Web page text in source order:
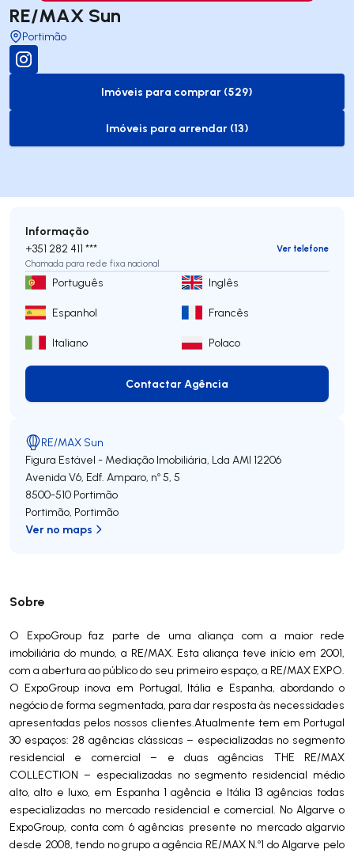
RE/MAX Sun
Portimão
to-buy-listing
Imóveis para comprar (529)
to-rent-listing
Imóveis para arrendar (13)
Sobre
O ExpoGroup faz parte de uma aliança com a maior rede
imobiliária do mundo, a RE/MAX. Esta aliança teve início em 2001,
com a abertura ao público do seu primeiro espaço, a RE/MAX EXPO.
O ExpoGroup inova em Portugal, Itália e Espanha, abordando o
negócio de forma segmentada, para dar resposta às necessidades
apresentadas pelos nossos clientes.Atualmente tem em Portugal
30 espaços: 28 agências clássicas – especializadas no segmento
residencial e comercial – e duas agências THE RE/MAX
COLLECTION – especializadas no segmento residencial médio
alto, alto e luxo, em Espanha 1 agência e Itália 13 agências todas
especializadas no mercado residencial e comercial. No Algarve o
ExpoGroup, conta com 6 agências presente no mercado algarvio
desde 2008, tendo no grupo a agência RE/MAX N.º1 do Algarve pelo
Informação
+351 282 411 ***
Ver telefone
Chamada para rede fixa nacional
Português Inglês
Espanhol Francês
Italiano Polaco
Contactar Agência
Contactar Agência
RE/MAX Sun
Figura Estável - Mediação Imobiliária, Lda AMI 12206
Avenida V6, Edf. Amparo, nº 5, 5
8500-510 Portimão
Portimão, Portimão
Ver no maps